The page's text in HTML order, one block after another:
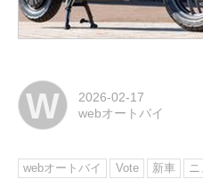
W
2026-02-17
webオートバイ
webオートバイ Vote 新車 ニ